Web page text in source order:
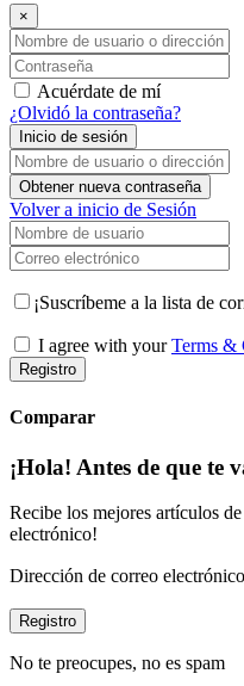
×
Nombre de usuario o dirección
Contraseña
Acuérdate de mí
¿Olvidó la contraseña?
Inicio de sesión
Nombre de usuario o dirección
Obtener nueva contraseña
Volver a inicio de Sesión
Nombre de usuario
Correo electrónico
¡Suscríbeme a la lista de
I agree with yourTerms &
Registro
Comparar
¡Hola! Antes de que te
Recibe los mejores artículos
electrónico!
Dirección de correo
No te preocupes, no es spam